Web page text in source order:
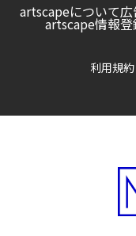
artscapeについて
artscape情報
利用規約